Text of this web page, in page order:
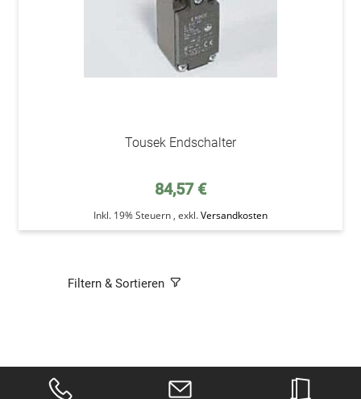
Tousek Endschalter
84,57 €
Inkl. 19% Steuern , exkl.Versandkosten
Filtern & Sortieren